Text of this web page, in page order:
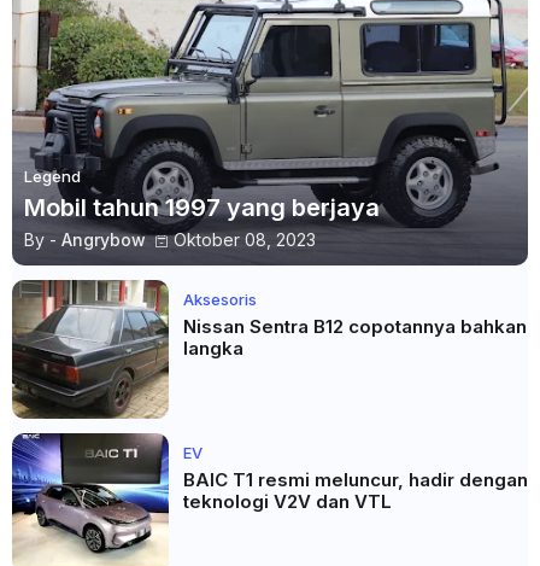
Legend
Mobil tahun 1997 yang berjaya
By - Angrybow Oktober 08, 2023
Aksesoris
Nissan Sentra B12 copotannya bahkan
langka
EV
BAIC T1 resmi meluncur, hadir dengan
teknologi V2V dan VTL